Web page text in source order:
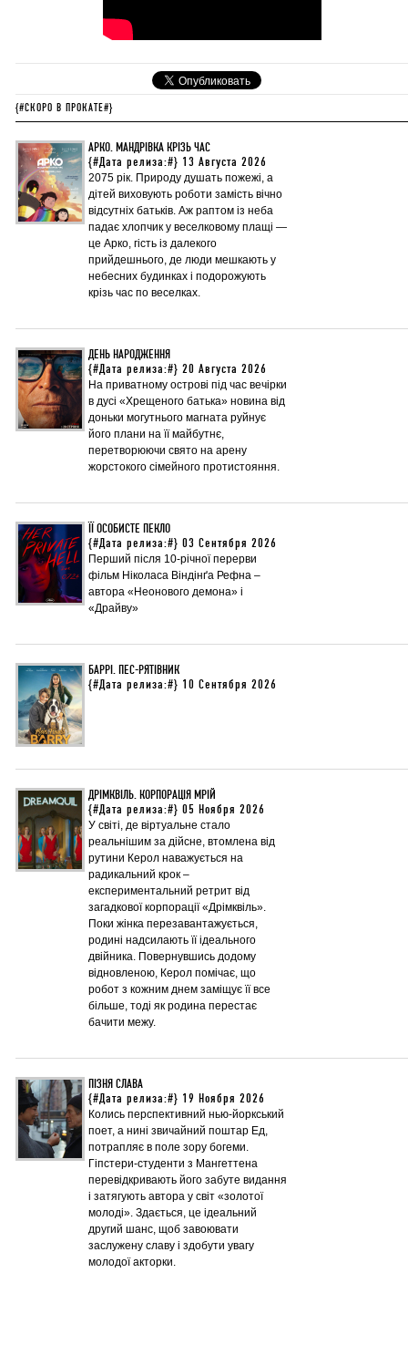
{#СКОРО В ПРОКАТЕ#}
АРКО. МАНДРІВКА КРІЗЬ ЧАС
{#Дата релиза:#} 13 Августа 2026
2075 рік. Природу душать пожежі, а
дітей виховують роботи замість вічно
відсутніх батьків. Аж раптом із неба
падає хлопчик у веселковому плащі —
це Арко, гість із далекого
прийдешнього, де люди мешкають у
небесних будинках і подорожують
крізь час по веселках.
ДЕНЬ НАРОДЖЕННЯ
{#Дата релиза:#} 20 Августа 2026
На приватному острові під час вечірки
в дусі «Хрещеного батька» новина від
доньки могутнього магната руйнує
його плани на її майбутнє,
перетворюючи свято на арену
жорстокого сімейного протистояння.
ЇЇ ОСОБИСТЕ ПЕКЛО
{#Дата релиза:#} 03 Сентября 2026
Перший після 10-річної перерви
фільм Ніколаса Віндінґа Рефна –
автора «Неонового демона» і
«Драйву»
БАРРІ. ПЕС-РЯТІВНИК
{#Дата релиза:#} 10 Сентября 2026
ДРІМКВІЛЬ. КОРПОРАЦІЯ МРІЙ
{#Дата релиза:#} 05 Ноября 2026
У світі, де віртуальне стало
реальнішим за дійсне, втомлена від
рутини Керол наважується на
радикальний крок –
експериментальний ретрит від
загадкової корпорації «Дрімквіль».
Поки жінка перезавантажується,
родині надсилають її ідеального
двійника. Повернувшись додому
відновленою, Керол помічає, що
робот з кожним днем заміщує її все
більше, тоді як родина перестає
бачити межу.
ПІЗНЯ СЛАВА
{#Дата релиза:#} 19 Ноября 2026
Колись перспективний нью-йоркський
поет, а нині звичайний поштар Ед,
потрапляє в поле зору богеми.
Гіпстери-студенти з Мангеттена
перевідкривають його забуте видання
і затягують автора у світ «золотої
молоді». Здається, це ідеальний
другий шанс, щоб завоювати
заслужену славу і здобути увагу
молодої акторки.